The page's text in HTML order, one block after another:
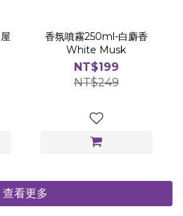
香氛噴霧250ml-白麝香
White Musk
NT$199
NT$249
查看更多